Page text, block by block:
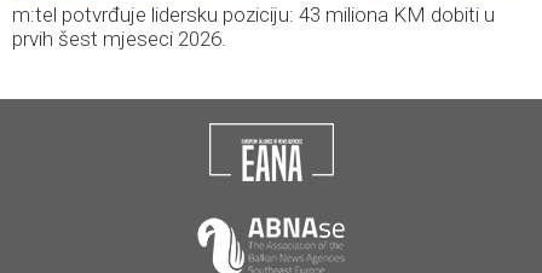
m:tel potvrđuje lidersku poziciju: 43 miliona KM dobiti u
prvih šest mjeseci 2026.